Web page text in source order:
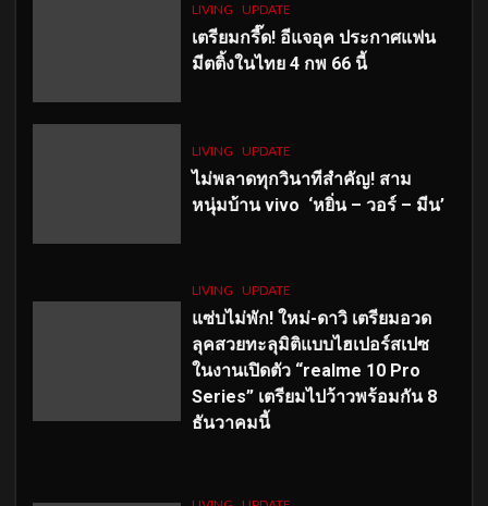
LIVING UPDATE
เตรียมกรี๊ด! อีแจอุค ประกาศแฟน
มีตติ้งในไทย 4 กพ 66 นี้
LIVING UPDATE
ไม่พลาดทุกวินาทีสำคัญ! สาม
หนุ่มบ้าน vivo ‘หยิ่น – วอร์ – มีน’
LIVING UPDATE
แซ่บไม่พัก! ใหม่-ดาวิ เตรียมอวด
ลุคสวยทะลุมิติแบบไฮเปอร์สเปซ
ในงานเปิดตัว “realme 10 Pro
Series” เตรียมไปว้าวพร้อมกัน 8
ธันวาคมนี้